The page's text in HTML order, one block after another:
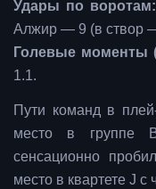
Удары по воротам:
Алжир — 9 (в створ
Голевые моменты
1.1.
Пути команд в
место в группе
сенсационно
место в квартете J